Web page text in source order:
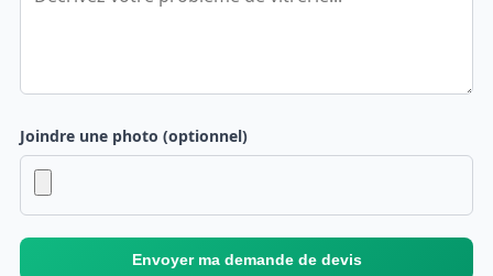
Joindre une photo (optionnel)
Envoyer ma demande de devis